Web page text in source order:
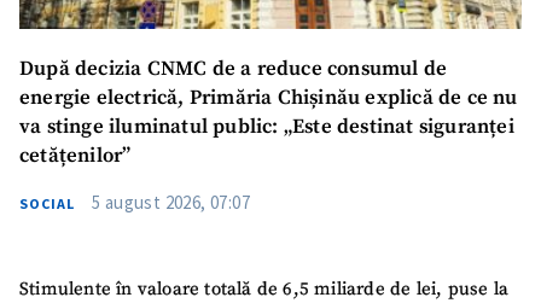
După decizia CNMC de a reduce consumul de
energie electrică, Primăria Chișinău explică de ce nu
va stinge iluminatul public: „Este destinat siguranței
cetățenilor”
SOCIAL 5 august 2026, 07:07
Stimulente în valoare totală de 6,5 miliarde de lei, puse la